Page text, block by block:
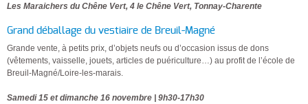
Les Maraichers du Chêne Vert, 4 le Chêne Vert, Tonnay-Charente
Grand déballage du vestiaire de Breuil-Magné
Grande vente, à petits prix, d’objets neufs ou d’occasion issus de dons
(vêtements, vaisselle, jouets, articles de puériculture…) au profit de l’école de
Breuil-Magné/Loire-les-marais.
Samedi 15 et dimanche 16 novembre | 9h30-17h30